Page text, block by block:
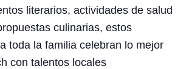
literarios, actividades de salud
culinarias, estos
toda la familia celebran lo mejor
con talentos locales